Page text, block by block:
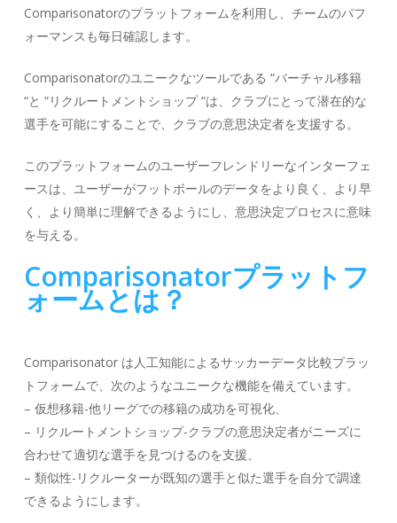
Comparisonatorのプラットフォームを利用し、チームのパフ
ォーマンスも毎日確認します。
Comparisonatorのユニークなツールである “バーチャル移籍
“と “リクルートメントショップ “は、クラブにとって潜在的な
選手を可能にすることで、クラブの意思決定者を支援する。
このプラットフォームのユーザーフレンドリーなインターフェ
ースは、ユーザーがフットボールのデータをより良く、より早
く、より簡単に理解できるようにし、意思決定プロセスに意味
を与える。
Comparisonatorプラットフ
ォームとは？
Comparisonator は人工知能によるサッカーデータ比較プラッ
トフォームで、次のようなユニークな機能を備えています。
– 仮想移籍-他リーグでの移籍の成功を可視化、
– リクルートメントショップ-クラブの意思決定者がニーズに
合わせて適切な選手を見つけるのを支援、
– 類似性-リクルーターが既知の選手と似た選手を自分で調達
できるようにします。